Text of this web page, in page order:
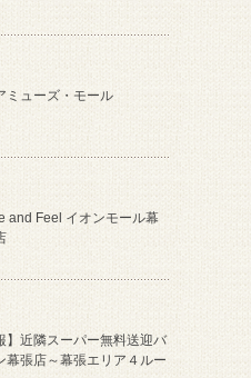
ミューズ・モール
and Feel イオンモール幕
】近隣スーパー無料送迎バ
張店～幕張エリア４ルー